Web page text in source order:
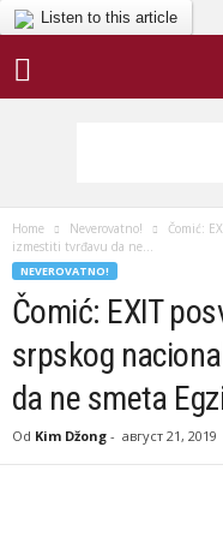
Listen to this article
Home Neverovatno!
Čomić:
izmestiti tvrđavu da ne...
NEVEROVATNO!
Čomić: EXIT
srpskog
da ne smeta
Od Kim Džong - август 21, 2019